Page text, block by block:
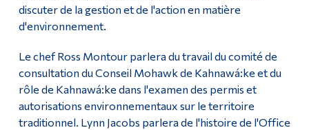
discuter de la gestion et de l'action en matière
d'environnement.
Le chef Ross Montour parlera du travail du comité de
consultation du Conseil Mohawk de Kahnawá:ke et du
rôle de Kahnawá:ke dans l'examen des permis et
autorisations environnementaux sur le territoire
traditionnel. Lynn Jacobs parlera de l'histoire de l'Office